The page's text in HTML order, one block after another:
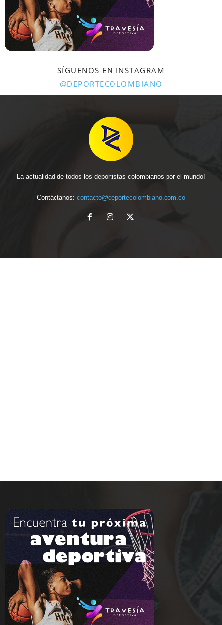
SÍGUENOS EN INSTAGRAM
@DEPORTECOLOMBIANO
La actualidad de todos los deportistas colombianos por el mundo!
Contáctanos: contacto@deportecolombiano.com.co